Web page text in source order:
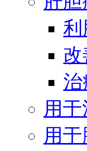
利
用
用